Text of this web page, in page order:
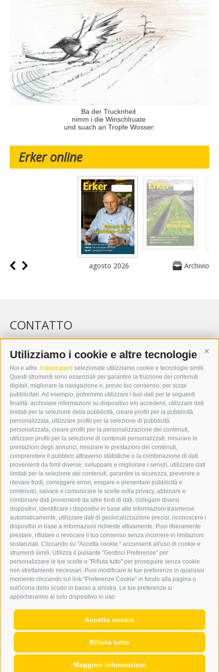
Utilizziamo i cookie e altre tecnologie
Noi e altre 3 terze parti selezionate utilizziamo cookie e tecnologie simili.
Questi strumenti sono essenziali per garantire la fruizione dei contenuti
digitali, migliorare la navigazione e, previo tuo consenso, per scopi
pubblicitari. Ad esempio, potremmo utilizzare i tuoi dati per le seguenti
finalità: archiviare informazioni su dispositivo e/o accedervi, utilizzare dati
limitati per la selezione della pubblicità, creare profili per la pubblicità
personalizzata, utilizzare profili per la selezione di pubblicità
personalizzata, creare profili per la personalizzazione dei contenuti,
utilizzare profili per la selezione di contenuti personalizzati, misurare le
prestazioni degli annunci, misurare le prestazioni dei contenuti,
comprendere il pubblico attraverso statistiche o la combinazione di dati
provenienti da fonti diverse, sviluppare e migliorare i servizi, utilizzare dati
limitati per la selezione dei contenuti, garantire la sicurezza, prevenire e
rilevare frodi, correggere errori, erogare e presentare pubblicità e
contenuto, salvare e comunicare le scelte sulla privacy, abbinare e
combinare dati provenienti da altre fonti di dati, collegare diversi
dispositivi, identificare i dispositivi in base alle informazioni trasmesse
automaticamente, utilizzare dati di geolocalizzazione precisi, riconoscere i
dispositivi in base a informazioni richieste attivamente. Puoi liberamente
prestare, rifiutare o revocare il tuo consenso senza incorrere in limitazioni
sostanziali. Cliccando su "Accetta cookie," acconsenti all'uso di cookie e
strumenti simili. Utilizza il pulsante "Gestisci Preferenze" per
personalizzare le tue scelte o "Rifiuta tutto" per proseguire senza cookie
non strettamente necessari. Puoi modificare le tue preferenze in qualsiasi
momento cliccando sul link "Preferenze Cookie" in fondo alla pagina o
sull'icona dello scudo in basso a sinistra. Le tue preferenze si
applicheranno al solo dispositivo in uso.
Accetta cookie
Rifiuta tutto
Maggiori informazioni
Ba der Trucknheit
nimm i die Winschlruate
und suach an Tropfe Wosser.
Erker online
agosto 2026 Archivio
CONTATTO
WIPP-MEDIA GMBH
DER ERKER
I-39049 VIPITENO
TEL.: +39 0472 766876
GRAFIK@DERERKER.IT
INFO@DERERKER.IT
BARBARA.FONTANA@DERERKER.IT
ERKER
PUBBLICITÀ NELL’ERKER
PUBBLICITÀ ONLINE
ADDEBITO DIRETTO SEPA
REGOLAMENTO COMMENTI
ONLINE VOTING
SERVICE
EVENTI
ANNUNCI
LINK UTILI
METEO
WEBCAM
VIDEO
NECROLOGI
|
Preferenze Cookies